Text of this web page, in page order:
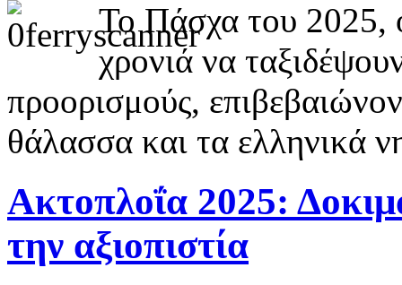
Το Πάσχα του 2025,
χρονιά να
προορισμούς,
θάλασσα και τα ελληνικά
Ακτοπλοΐα 2025:
την αξιοπιστία